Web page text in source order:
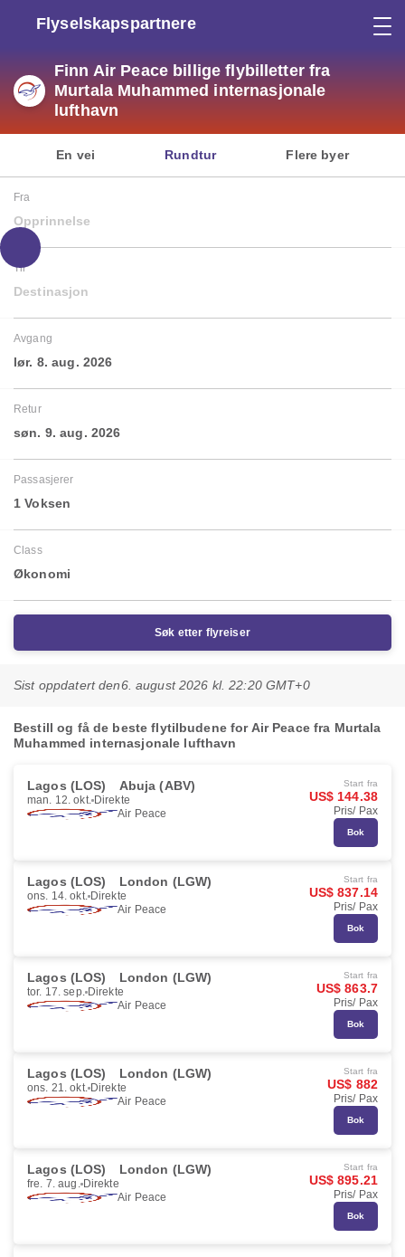
Flyselskapspartnere
Finn Air Peace billige flybilletter fra
Murtala Muhammed internasjonale
lufthavn
En vei Rundtur Flere byer
Fra
Opprinnelse
Til
Destinasjon
Avgang
lør. 8. aug. 2026
Retur
søn. 9. aug. 2026
Passasjerer
1 Voksen
Class
Økonomi
Søk etter flyreiser
Sist oppdatert den6. august 2026 kl. 22:20 GMT+0
Bestill og få de beste flytilbudene for Air Peace fra Murtala
Muhammed internasjonale lufthavn
Lagos (LOS) Abuja (ABV)
man. 12. okt. Direkte
Air Peace
Start fra
US$ 144.38
Pris/ Pax
Bok
Lagos (LOS) London (LGW)
ons. 14. okt. Direkte
Air Peace
Start fra
US$ 837.14
Pris/ Pax
Bok
Lagos (LOS) London (LGW)
tor. 17. sep. Direkte
Air Peace
Start fra
US$ 863.7
Pris/ Pax
Bok
Lagos (LOS) London (LGW)
ons. 21. okt. Direkte
Air Peace
Start fra
US$ 882
Pris/ Pax
Bok
Lagos (LOS) London (LGW)
fre. 7. aug. Direkte
Air Peace
Start fra
US$ 895.21
Pris/ Pax
Bok